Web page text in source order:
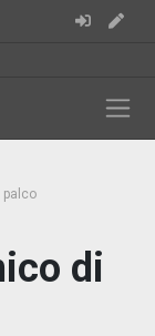
palco
di